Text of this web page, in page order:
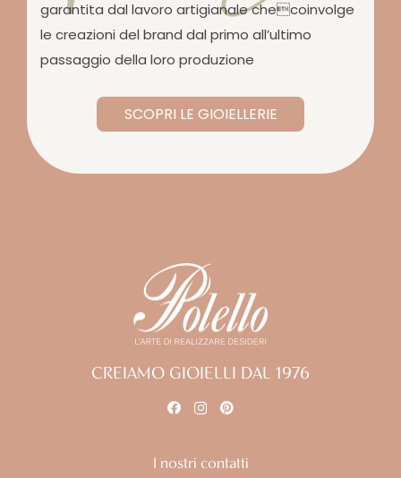
garantita dal lavoro artigianale checoinvolge
le creazioni del brand dal primo all’ultimo
passaggio della loro produzione
SCOPRI LE GIOIELLERIE
CREIAMO GIOIELLI DAL 1976
I nostri contatti